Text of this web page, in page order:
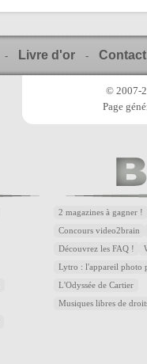
- Livre d'or - Contact
© 2007-
Page
2 magazines à gagner !
Concours video2brain
Découvrez les FAQ !
Lytro : l'appareil photo
L'Odyssée de Cartier
Musiques libres de